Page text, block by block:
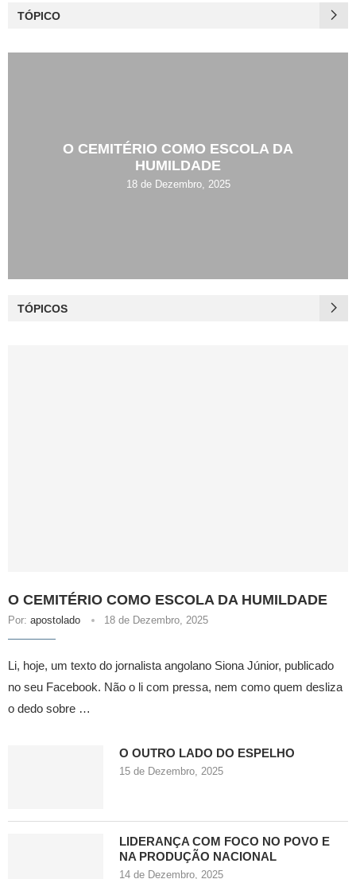
TÓPICO
O CEMITÉRIO COMO ESCOLA DA
HUMILDADE
18 de Dezembro, 2025
TÓPICOS
O CEMITÉRIO COMO ESCOLA DA HUMILDADE
Por: apostolado 18 de Dezembro, 2025
Li, hoje, um texto do jornalista angolano Siona Júnior, publicado
no seu Facebook. Não o li com pressa, nem como quem desliza
o dedo sobre …
O OUTRO LADO DO ESPELHO
15 de Dezembro, 2025
LIDERANÇA COM FOCO NO POVO E
NA PRODUÇÃO NACIONAL
14 de Dezembro, 2025